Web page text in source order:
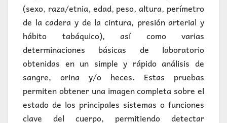
(sexo, raza/etnia, edad, peso, altura, perímetro
de la cadera y de la cintura, presión arterial y
hábito tabáquico), así como varias
determinaciones básicas de laboratorio
obtenidas en un simple y rápido análisis de
sangre, orina y/o heces. Estas pruebas
permiten obtener una imagen completa sobre el
estado de los principales sistemas o funciones
clave del cuerpo, permitiendo detectar